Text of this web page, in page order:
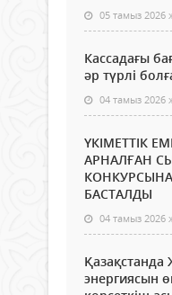
05 тамыз 2026
Кассадағы
әр түрлі
04 тамыз 2026
ҮКІМЕТТІК
АРНАЛҒАН
БАСТАЛДЫ
04 тамыз 2026
Қазақстанда
энергиясын